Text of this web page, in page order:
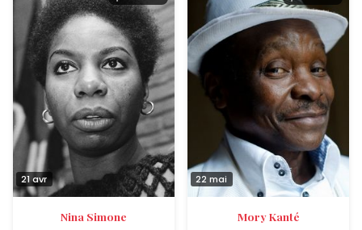
21 avr
Nina Simone
22 mai
Mory Kanté